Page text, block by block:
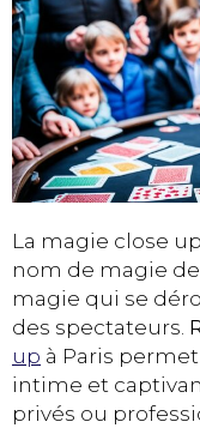
La magie close
nom de magie
magie qui se
des spectateurs.
up à Paris
intime et
privés ou